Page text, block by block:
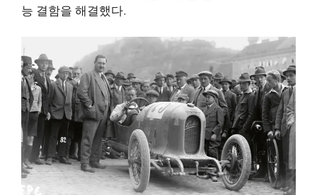
능 결함을 해결했다.